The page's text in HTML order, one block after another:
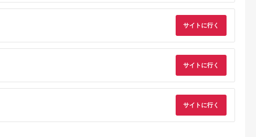
150,000
1個【配送不可地域：
沖縄県】
28,000
フュージョンフレキシ
MARSHMALLOW(マ
シュマロ)サイズ:L
[030M13-04]
12,000
【デグナー】レザー
ツーリング メッシュ
グローブ [TG-59M]
イボリー ＜サイズ選
択可＞［ 京都 八王子
バイク用 手袋 人気
すすめ 革 レザー ツ
リング ライダー バイ
25,000
サイトに行く
サイトに行く
サイトに行く